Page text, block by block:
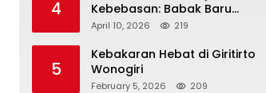
4
Kebebasan: Babak Baru
‘Crazy Rich’ Ponzi Scheme
April 10, 2026 219
5
Kebakaran Hebat di Giritirto
Wonogiri
February 5, 2026 209